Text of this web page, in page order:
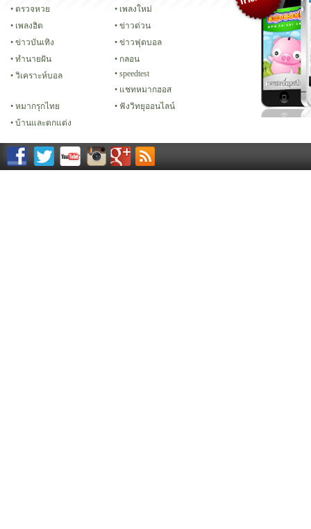
ตรวจหวย
เพลงใหม่
เพลงฮิต
ข่าวด่วน
ข่าวบันเทิง
ข่าวฟุตบอล
ทํานายฝัน
กลอน
วิเคราะห์บอล
speedtest
แชทหมากฮอส
หมากรุกไทย
ฟังวิทยุออนไลน์
บ้านและตกแต่ง